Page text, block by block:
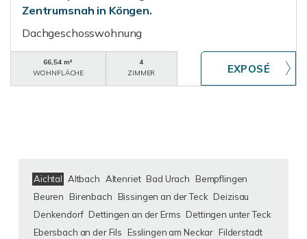
Zentrumsnah in Köngen.
Dachgeschosswohnung
66,54 m²
WOHNFLÄCHE
4
ZIMMER
Aichtal Altbach Altenriet Bad Urach
Bempflingen
Beuren
Birenbach Bissingen an der Teck Deizisau
Denkendorf Dettingen an der Erms Dettingen unter Teck
Ebersbach an der Fils
Esslingen am Neckar Filderstadt